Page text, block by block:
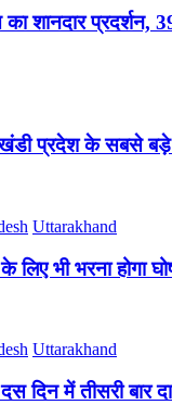
शानदार प्रदर्शन,
प्रदेश के सबसे
Uttarakhand
लिए भी भरना होगा
Uttarakhand
में तीसरी बार